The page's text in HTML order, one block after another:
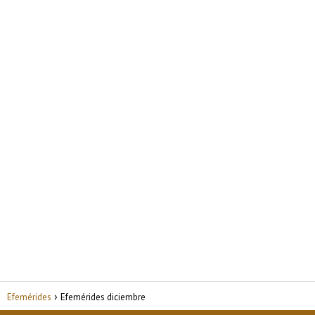
Efemérides Efemérides diciembre